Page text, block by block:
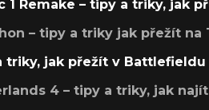
1 Remake – tipy a triky, jak
– tipy a triky jak přežít na
triky, jak přežít v Battlefieldu
4 – tipy a triky, jak